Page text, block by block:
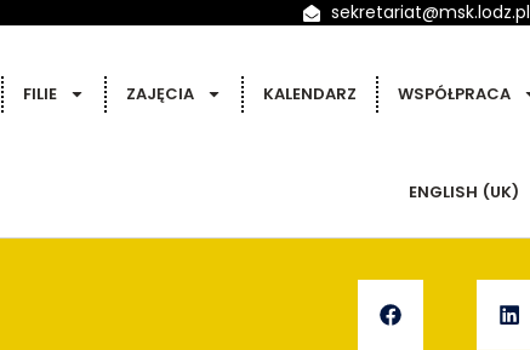
sekretariat@msk.lodz.pl
FILIE ZAJĘCIA KALENDARZ WSPÓŁPRACA
ENGLISH (UK)